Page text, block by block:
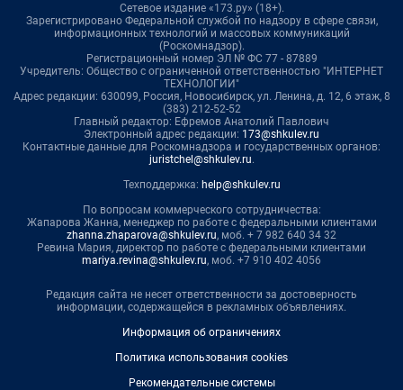
Сетевое издание «173.ру» (18+).
Зарегистрировано Федеральной службой по надзору в сфере связи,
информационных технологий и массовых коммуникаций
(Роскомнадзор).
Регистрационный номер ЭЛ № ФС 77 - 87889
Учредитель: Общество с ограниченной ответственностью "ИНТЕРНЕТ
ТЕХНОЛОГИИ"
Адрес редакции: 630099, Россия, Новосибирск, ул. Ленина, д. 12, 6 этаж, 8
(383) 212-52-52
Главный редактор: Ефремов Анатолий Павлович
Электронный адрес редакции: 173@shkulev.ru
Контактные данные для Роскомнадзора и государственных органов:
juristchel@shkulev.ru.
Техподдержка: help@shkulev.ru
По вопросам коммерческого сотрудничества:
Жапарова Жанна, менеджер по работе с федеральными клиентами
zhanna.zhaparova@shkulev.ru, моб. + 7 982 640 34 32
Ревина Мария, директор по работе с федеральными клиентами
mariya.revina@shkulev.ru, моб. +7 910 402 4056
Редакция сайта не несет ответственности за достоверность
информации, содержащейся в рекламных объявлениях.
Информация об ограничениях
Политика использования cookies
Рекомендательные системы